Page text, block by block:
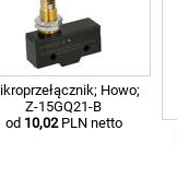
Howo;
Z-15GQ21-B
od 10,02PLN netto